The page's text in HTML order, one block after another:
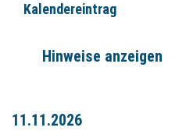
Kalendereintrag
Hinweise anzeigen
11.11.2026